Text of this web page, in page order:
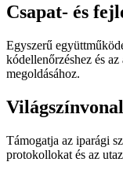
Csapat- és
Egyszerű
kódellenőrzéshez és
megoldásához.
Támogatja az iparági
protokollokat és az